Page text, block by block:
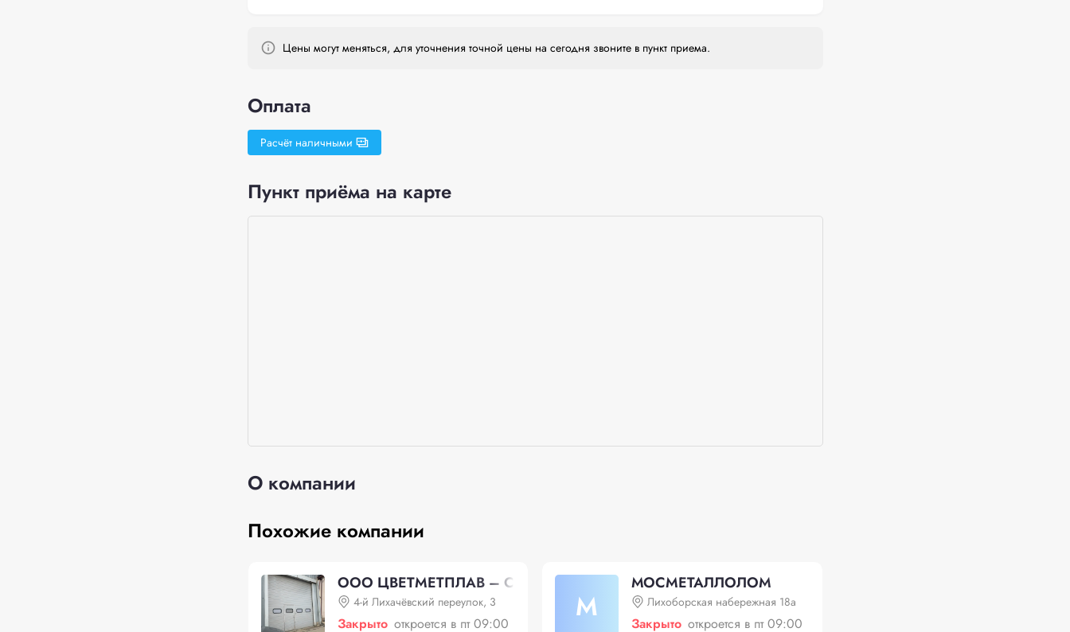
Цены могут меняться, для уточнения точной цены на сегодня звоните в пункт приема.
Оплата
Расчёт наличными
Пункт приёма на карте
О компании
Похожие компании
ООО ЦВЕТМЕТПЛАВ – Скупка кабеля
4-й Лихачёвский переулок, 3
Закрыто откроется в пт 09:00 М
МОСМЕТАЛЛОЛОМ
Лихоборская набережная 18а
Закрыто откроется в пт 09:00